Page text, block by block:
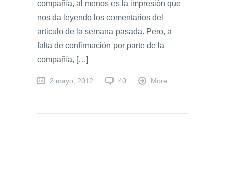
compañía, al menos es la impresión que
nos da leyendo los comentarios del
articulo de la semana pasada. Pero, a
falta de confirmación por parte de la
compañía, […]
2 mayo, 2012 40 More